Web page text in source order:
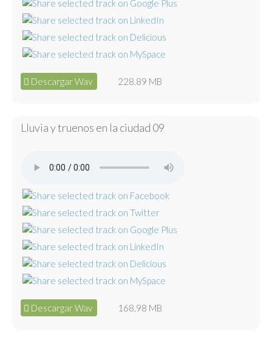
Descargar Wav 228.89 MB
Lluvia y truenos en la ciudad 09
Descargar Wav 168.98 MB